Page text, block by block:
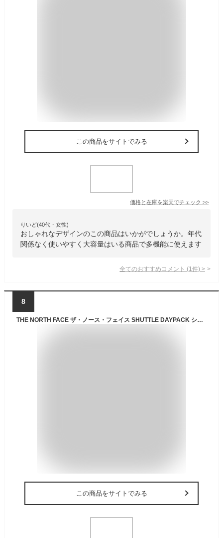
この商品をサイトでみる
価格と在庫を楽天でチェック >>
りいど(40代・女性)
おしゃれなデザインのこの商品はいかがでしょうか。年代
関係なく使いやすく大容量はいる商品で多機能に使えます
全てのおすすめコメント (1 件) >
8
THE NORTH FACE ザ・ノース・フェイス SHUTTLE DAYPACK シャトルデイパック リュック デイパック ユニセックス ビジネス シンプル
この商品をサイトでみる